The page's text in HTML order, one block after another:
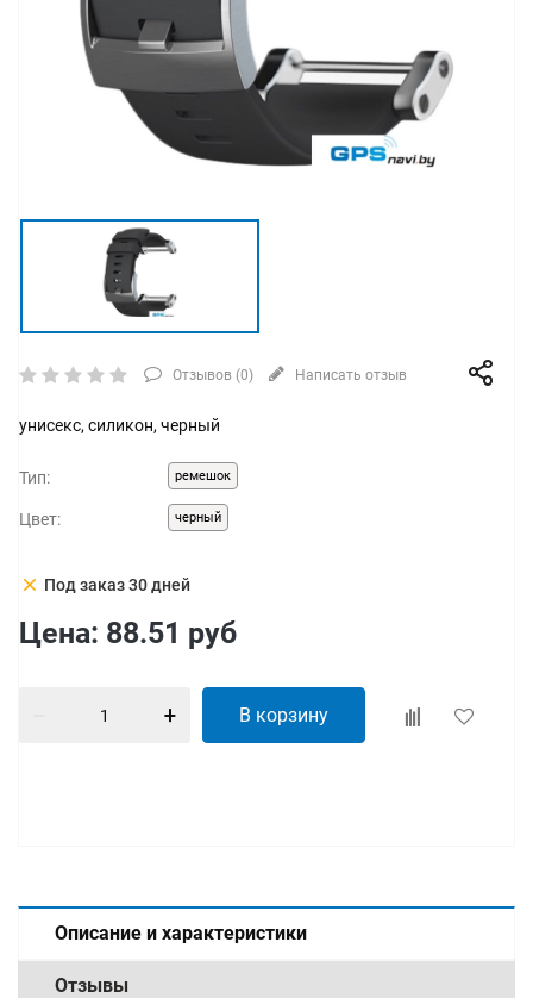
Отзывов (0) Написать отзыв
унисекс, силикон, черный
Тип: ремешок
Цвет: черный
clear Под заказ 30 дней
Цена: 88.51 руб
В корзину
Описание и характеристики
Отзывы